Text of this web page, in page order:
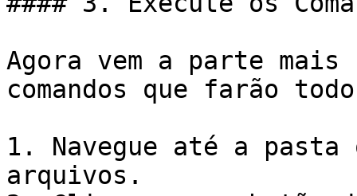
Agora vem a parte
comandos que farão
1. Navegue até a pasta
arquivos.